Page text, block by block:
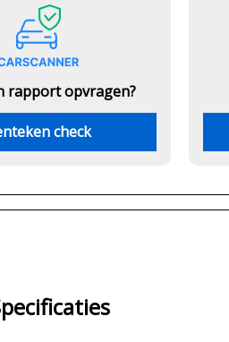
rapport opvragen?
check